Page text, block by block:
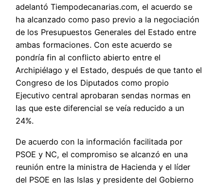
adelantó Tiempodecanarias.com, el acuerdo se
ha alcanzado como paso previo a la negociación
de los Presupuestos Generales del Estado entre
ambas formaciones. Con este acuerdo se
pondría fin al conflicto abierto entre el
Archipiélago y el Estado, después de que tanto el
Congreso de los Diputados como propio
Ejecutivo central aprobaran sendas normas en
las que este diferencial se veía reducido a un
24%.
De acuerdo con la información facilitada por
PSOE y NC, el compromiso se alcanzó en una
reunión entre la ministra de Hacienda y el líder
del PSOE en las Islas y presidente del Gobierno